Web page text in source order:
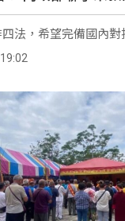
法，希望完備國內對